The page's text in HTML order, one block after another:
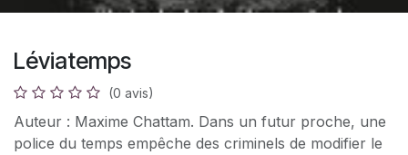
Léviatemps
(0 avis)
Auteur : Maxime Chattam. Dans un futur proche, une
police du temps empêche des criminels de modifier le